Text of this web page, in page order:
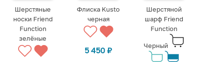
Шерстяные
носки Friend
Function
зелёные
Флиска Kusto
черная
5 450₽
Шерстяной
шарф Friend
Function
Черный